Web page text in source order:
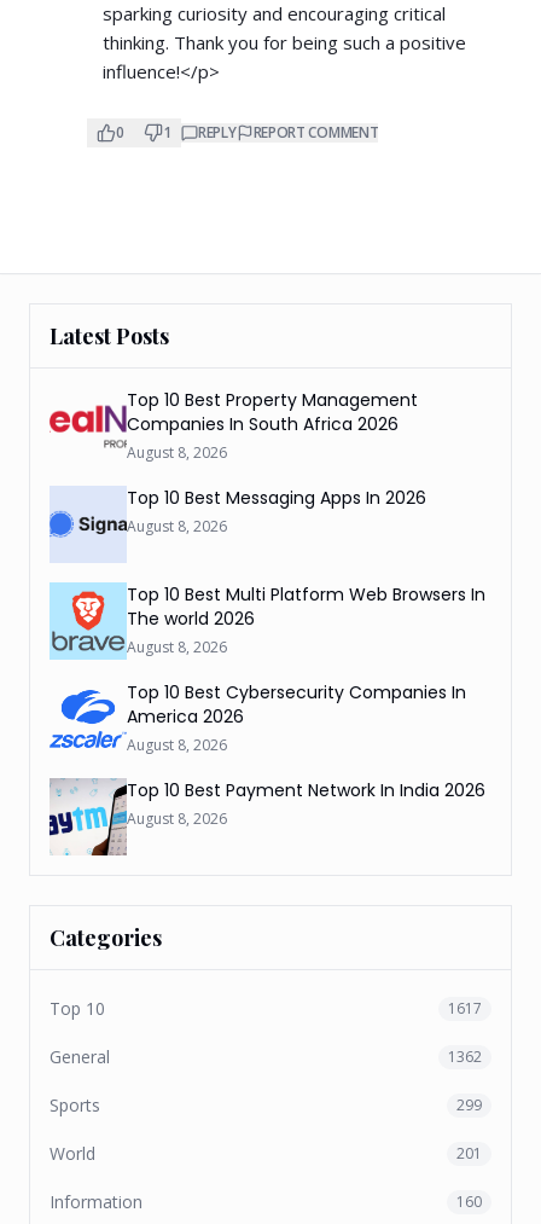
sparking curiosity and encouraging critical
thinking. Thank you for being such a positive
influence!</p>
0 1 REPLY REPORT COMMENT
Latest Posts
Top 10 Best Property Management
Companies In South Africa 2026
August 8, 2026
Top 10 Best Messaging Apps In 2026
August 8, 2026
Top 10 Best Multi Platform Web Browsers In
The world 2026
August 8, 2026
Top 10 Best Cybersecurity Companies In
America 2026
August 8, 2026
Top 10 Best Payment Network In India 2026
August 8, 2026
Categories
Top 10 1617
General 1362
Sports 299
World 201
Information 160